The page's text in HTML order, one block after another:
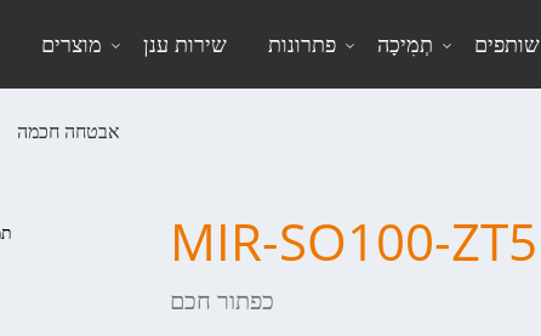
מוצרים שירות ענן פתרונות תְמִיכָה שותפים
אבטחה חכמה
MIR-SO100-ZT5
כפתור חכם